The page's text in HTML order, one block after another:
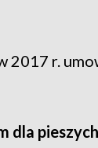
r.
dla